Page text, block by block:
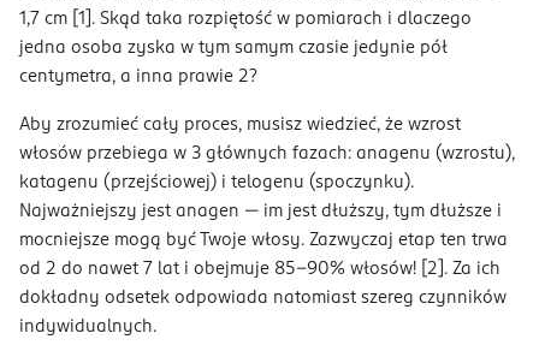
1,7 cm [1]. Skąd taka rozpiętość w pomiarach i dlaczego
jedna osoba zyska w tym samym czasie jedynie pół
centymetra, a inna prawie 2?
Aby zrozumieć cały proces, musisz wiedzieć, że wzrost
włosów przebiega w 3 głównych fazach: anagenu (wzrostu),
katagenu (przejściowej) i telogenu (spoczynku).
Najważniejszy jest anagen — im jest dłuższy, tym dłuższe i
mocniejsze mogą być Twoje włosy. Zazwyczaj etap ten trwa
od 2 do nawet 7 lat i obejmuje 85–90% włosów! [2]. Za ich
dokładny odsetek odpowiada natomiast szereg czynników
indywidualnych.